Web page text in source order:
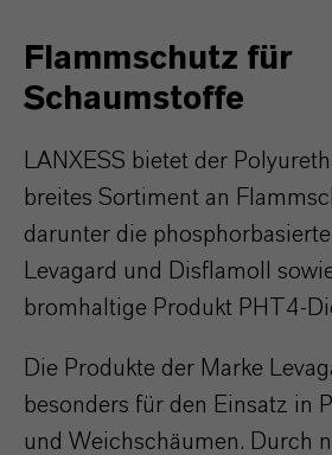
Flammschutz für
Schaumstoffe
LANXESS bietet der
breites Sortiment an
darunter die
Levagard und Disflamoll
bromhaltige Produkt PHT4-
Die Produkte der Marke
besonders für den Einsatz in
und Weichschäumen. Durch